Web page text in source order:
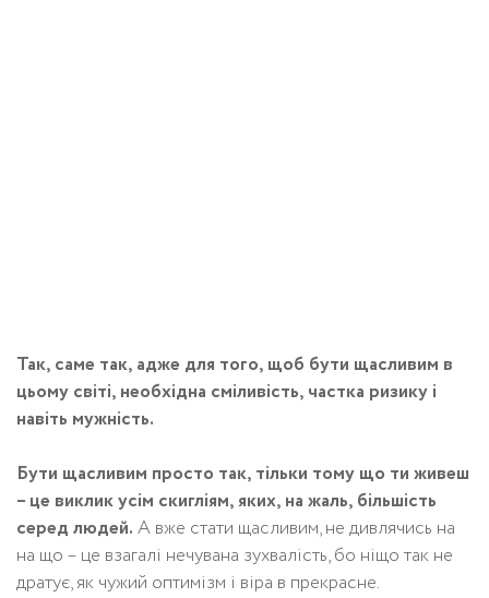
Так, саме так, адже для того, щоб бути щасливим в
цьому світі, необхідна сміливість, частка ризику і
навіть мужність.
Бути щасливим просто так, тільки тому що ти живеш
– це виклик усім скигліям, яких, на жаль, більшість
серед людей. А вже стати щасливим, не дивлячись на
на що – це взагалі нечувана зухвалість, бо ніщо так не
дратує, як чужий оптимізм і віра в прекрасне.